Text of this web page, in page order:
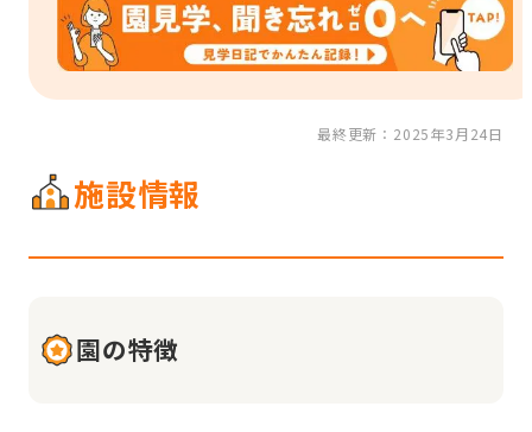
最終更新：2025年3月24日
施設情報
園の特徴